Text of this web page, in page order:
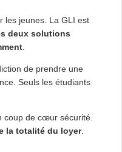
les jeunes. La GLI est
deux solutions
.
de prendre une
Seuls les étudiants
coup de cœur sécurité.
la totalité du loyer.